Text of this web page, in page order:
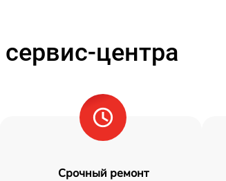
центра
Срочный ремонт